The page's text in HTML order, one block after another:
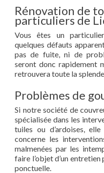
Rénovation de
particuliers de
Vous êtes un
quelques défauts
pas de fuite, ni de
seront donc rapidement
retrouvera toute la
Problèmes de
Si notre société de
spécialisée dans les
tuiles ou d’ardoises,
concerne les
malmenées par les
faire l’objet d’un
ponctuelle.